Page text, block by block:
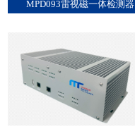
MPD093雷视磁一体检测器